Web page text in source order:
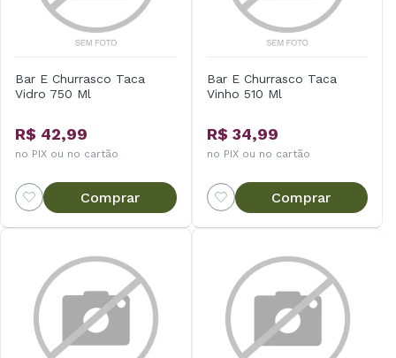
Bar E Churrasco Taca
Vidro 750 Ml
R$ 42,99
no PIX ou no cartão
Comprar
Bar E Churrasco Taca
Vinho 510 Ml
R$ 34,99
no PIX ou no cartão
Comprar